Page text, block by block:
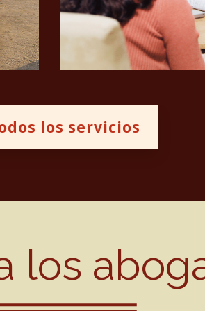
los servicios
los